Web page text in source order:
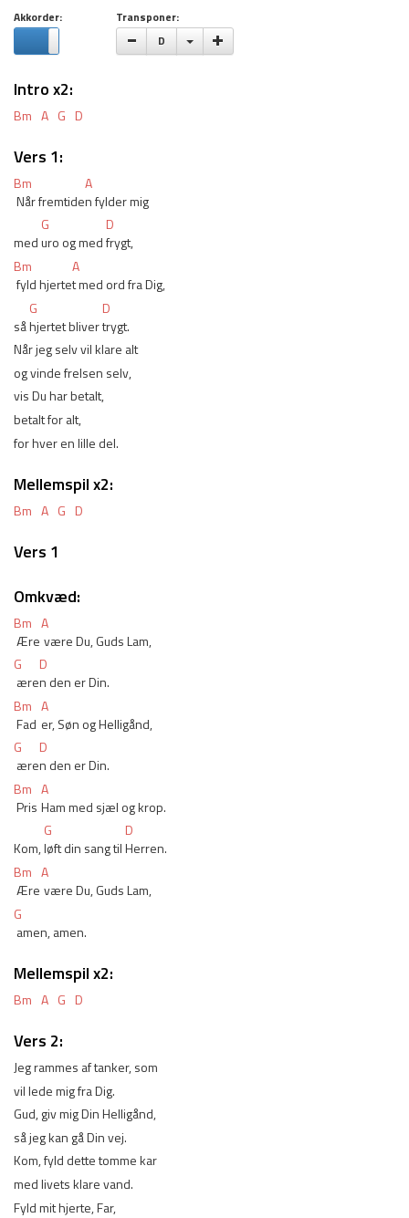
Akkorder: Transponer:
D Vælge toneart
Intro x2:
Bm A G D
Vers 1:
Bm
A
Når fremtiden fylder mig
G
D
med uro og med frygt,
Bm
A
fyld hjertet med ord fra Dig,
G
D
så hjertet bliver trygt.
Når jeg selv vil klare alt
og vinde frelsen selv,
vis Du har betalt,
betalt for alt,
for hver en lille del.
Mellemspil x2:
Bm A G D
Vers 1
Omkvæd:
Bm A
Ære være Du, Guds Lam,
G
D
æren den er Din.
Bm A
Fad er, Søn og Helligånd,
G
D
æren den er Din.
Bm A
Pris Ham med sjæl og krop.
G
D
Kom, løft din sang til Herren.
Bm A
Ære være Du, Guds Lam,
G
amen, amen.
Mellemspil x2:
Bm A G D
Vers 2:
Jeg rammes af tanker, som
vil lede mig fra Dig.
Gud, giv mig Din Helligånd,
så jeg kan gå Din vej.
Kom, fyld dette tomme kar
med livets klare vand.
Fyld mit hjerte, Far,